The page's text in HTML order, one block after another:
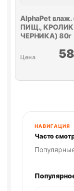
AlphaPet
ПИЩ., КРОЛИК
ЧЕРНИКА) 80г
НАВИГАЦИЯ
Часто